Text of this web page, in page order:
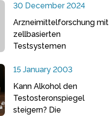
30 December 2024
Arzneimittelforschung mit
zellbasierten
Testsystemen
15 January 2003
Kann Alkohol den
Testosteronspiegel
steigern? Die